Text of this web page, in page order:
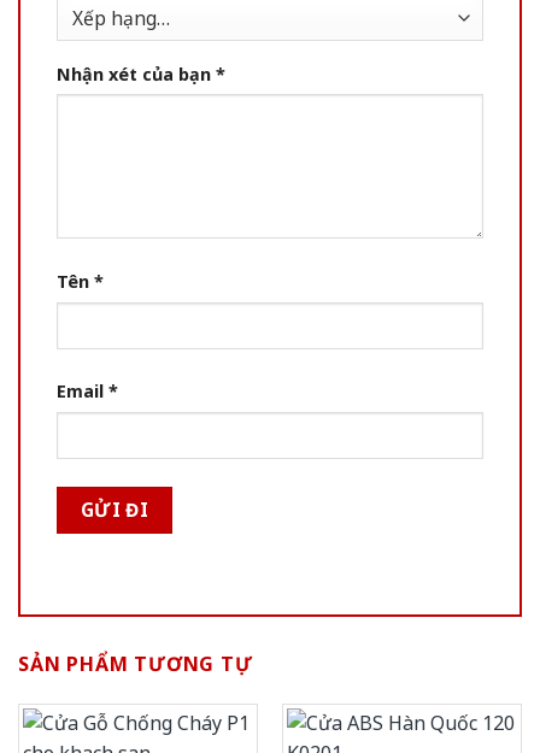
Nhận xét của bạn *
Tên *
Email *
SẢN PHẨM TƯƠNG TỰ